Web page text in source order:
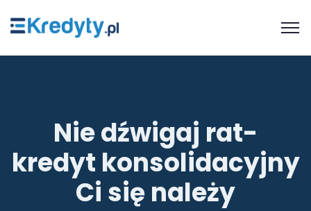
Nie dźwigaj rat-
kredyt konsolidacyjny
Ci się należy